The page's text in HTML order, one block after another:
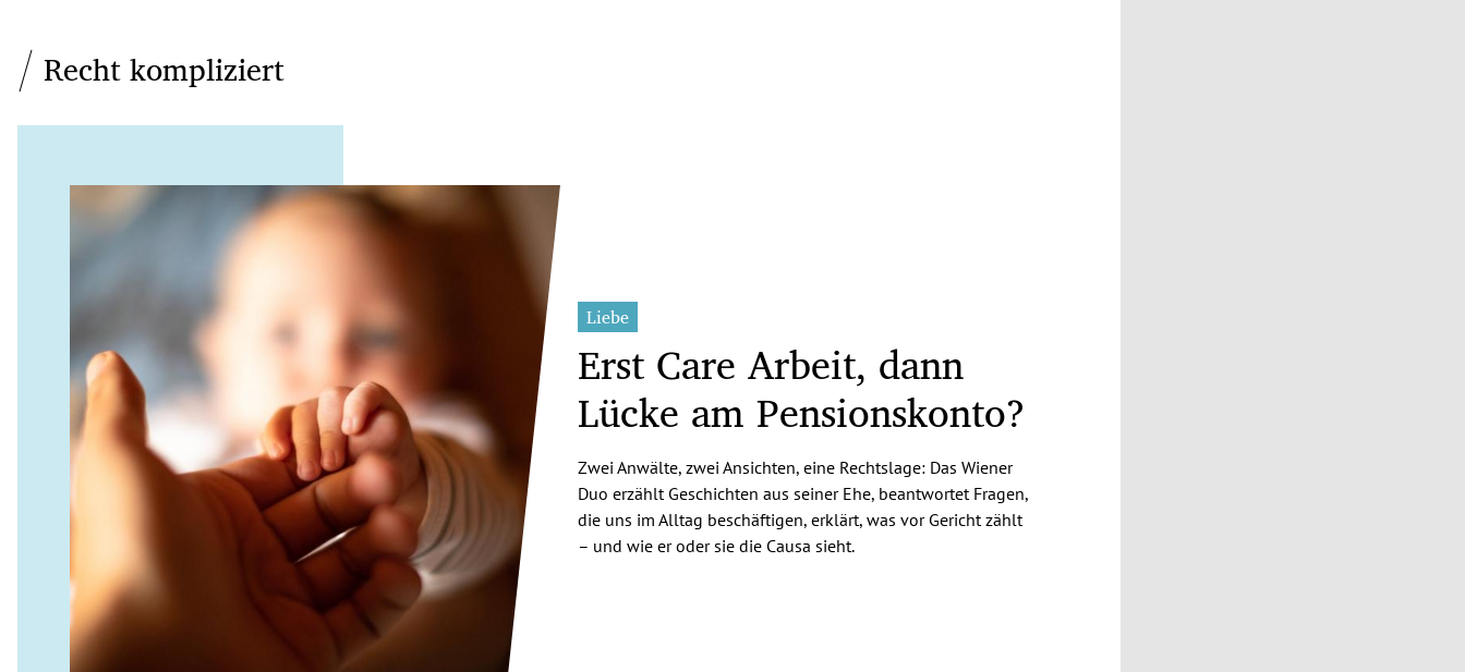
Recht kompliziert
Liebe
Erst Care Arbeit, dann
Lücke am Pensionskonto?
Zwei Anwälte, zwei Ansichten, eine Rechtslage: Das Wiener
Duo erzählt Geschichten aus seiner Ehe, beantwortet Fragen,
die uns im Alltag beschäftigen, erklärt, was vor Gericht zählt
– und wie er oder sie die Causa sieht.